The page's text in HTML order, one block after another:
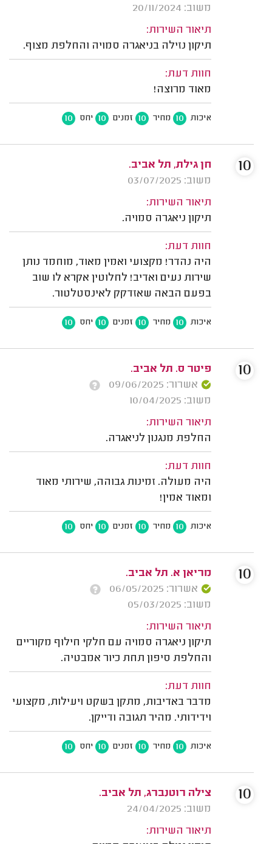
משוב: 20/11/2024
תיאור השירות:
תיקון נזילה בניאגרה סמויה והחלפת מצוף.
חוות דעת:
מאוד מרוצה!
איכות 10 מחיר 10 זמנים 10 יחס 10
חן גילת, תל אביב.
משוב: 03/07/2025
תיאור השירות:
תיקון ניאגרה סמויה.
חוות דעת:
היה נהדר! מקצועי ואמין מאוד, מוחמד נותן
שירות נעים ואדיב! לחלוטין אקרא לו שוב
בפעם הבאה שאזדקק לאינסטלטור.
איכות 10 מחיר 10 זמנים 10 יחס 10
10
פיטר ס. תל אביב.
אשרור: 09/06/2025
משוב: 10/04/2025
תיאור השירות:
החלפת מנגנון לניאגרה.
חוות דעת:
היה מעולה. זמינות גבוהה, שירותי מאוד
ומאוד אמין!
איכות 10 מחיר 10 זמנים 10 יחס 10
10
מריאן א. תל אביב.
אשרור: 06/05/2025
משוב: 05/03/2025
תיאור השירות:
תיקון ניאגרה סמויה עם חלקי חילוף מקוריים
והחלפת סיפון תחת כיור אמבטיה.
חוות דעת:
מדבר באדיבות, מתקן בשקט ויעילות, מקצועי
וידידותי. מהיר תגובה ודייקן.
איכות 10 מחיר 10 זמנים 10 יחס 10
10
צילה רוטנברג, תל אביב.
משוב: 24/04/2025
תיאור השירות:
10